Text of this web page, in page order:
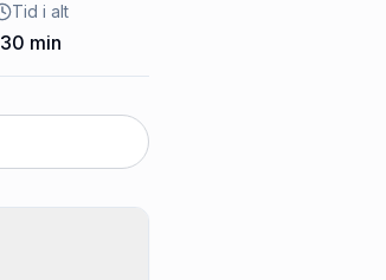
Tid i alt
30 min